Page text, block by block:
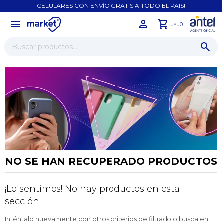
CELULARES CON ENVÍO GRATIS A TODO EL PAIS!
menu UYU0
NO SE HAN RECUPERADO PRODUCTOS
¡Lo sentimos! No hay productos en esta
sección.
Inténtalo nuevamente con otros criterios de filtrado o busca en
¡Sumate a la forma más ágil de
Comprá en 3 cuotas sin recargo o hasta en
close